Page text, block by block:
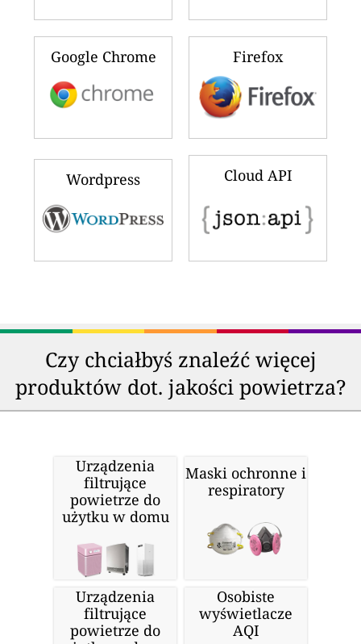
Google Chrome Firefox
Wordpress Cloud API
Czy chciałbyś znaleźć więcej
produktów dot. jakości powietrza?
Urządzenia
filtrujące
powietrze do
użytku w domu
Maski ochronne i
respiratory
Urządzenia
filtrujące
powietrze do
Osobiste
wyświetlacze
AQI